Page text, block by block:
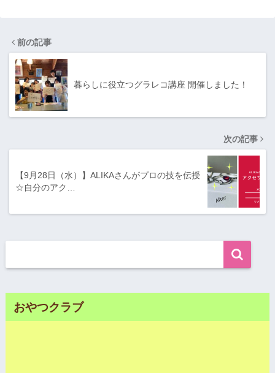
前の記事
暮らしに役立つグラレコ講座 開催しました！
次の記事
【9月28日（水）】ALIKAさんがプロの技を伝授
☆自分のアク…
おやつクラブ